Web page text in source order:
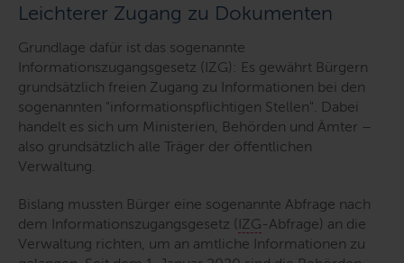
Leichterer Zugang zu Dokumenten
Grundlage dafür ist das sogenannte
Informationszugangsgesetz (IZG): Es gewährt Bürgern
grundsätzlich freien Zugang zu Informationen bei den
sogenannten "informationspflichtigen Stellen". Dabei
handelt es sich um Ministerien, Behörden und Ämter –
also grundsätzlich alle Träger der öffentlichen
Verwaltung.
Bislang mussten Bürger eine sogenannte Abfrage nach
dem Informationszugangsgesetz (IZG-Abfrage) an die
Verwaltung richten, um an amtliche Informationen zu